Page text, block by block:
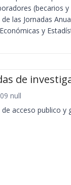
(becarios
las Jornadas
y
de
null
de acceso publico y